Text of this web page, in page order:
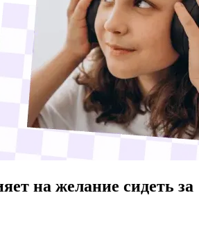
на желание сидеть за